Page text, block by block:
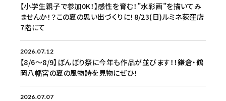
【小学生親子で参加0K！】感性を育む！”水彩画”を描いてみ
ませんか！？この夏の思い出づくりに！8/23(日)ルミネ荻窪店
7階にて
2026.07.12
【8/6〜8/9】ぼんぼり祭に今年も作品が並びます！！鎌倉・鶴
岡八幡宮の夏の風物詩を見物にぜひ！
2026.07.07